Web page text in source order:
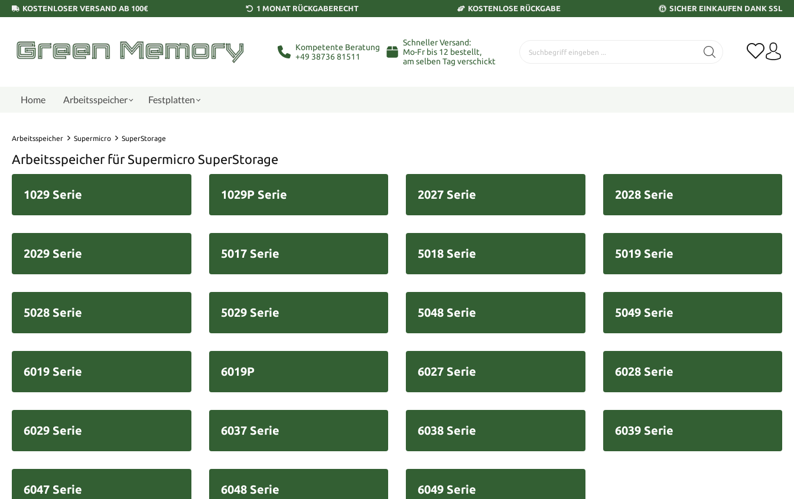
KOSTENLOSER VERSAND AB 100€ 1 MONAT RÜCKGABERECHT KOSTENLOSE RÜCKGABE SICHER EINKAUFEN DANK SSL
Kompetente Beratung
+49 38736 81511
Schneller Versand:
Mo-Fr bis 12 bestellt,
am selben Tag verschickt
Home Arbeitsspeicher Festplatten
Arbeitsspeicher Supermicro SuperStorage
Arbeitsspeicher für Supermicro SuperStorage
1029 Serie 1029P Serie 2027 Serie 2028 Serie
2029 Serie 5017 Serie 5018 Serie 5019 Serie
5028 Serie 5029 Serie 5048 Serie 5049 Serie
6019 Serie 6019P 6027 Serie 6028 Serie
6029 Serie 6037 Serie 6038 Serie 6039 Serie
6047 Serie 6048 Serie 6049 Serie